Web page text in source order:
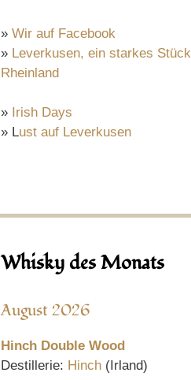
» Wir auf Facebook
» Leverkusen, ein starkes Stück
Rheinland
» Irish Days
» Lust auf Leverkusen
Whisky des Monats
August 2026
Hinch Double Wood
Destillerie: Hinch (Irland)